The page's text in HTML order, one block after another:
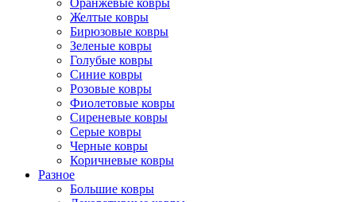
Оранжевые ковры
Желтые ковры
Бирюзовые ковры
Зеленые ковры
Голубые ковры
Синие ковры
Розовые ковры
Фиолетовые ковры
Сиреневые ковры
Серые ковры
Черные ковры
Коричневые ковры
Разное
Большие ковры